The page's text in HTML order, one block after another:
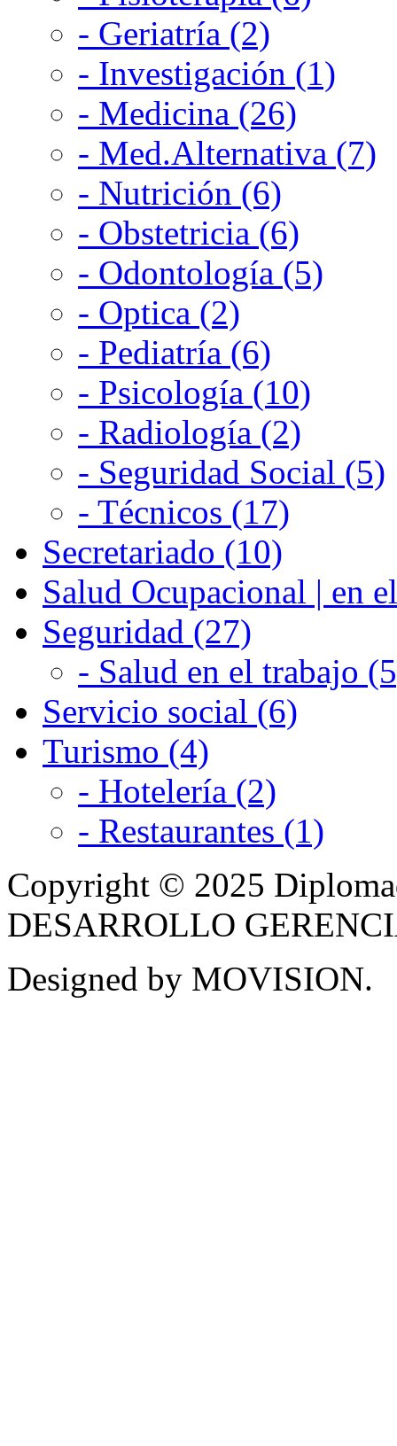
- Geriatría (2)
- Investigación (1)
- Medicina (26)
- Med.Alternativa (7)
- Nutrición (6)
- Obstetricia (6)
- Odontología (5)
- Optica (2)
- Pediatría (6)
- Psicología (10)
- Radiología (2)
- Seguridad Social (5)
- Técnicos (17)
Secretariado (10)
Salud Ocupacional | en
Seguridad (27)
- Salud en el trabajo
Servicio social (6)
Turismo (4)
- Hotelería (2)
- Restaurantes (1)
Copyright © 2025
DESARROLLO
Designed by MOVISION.